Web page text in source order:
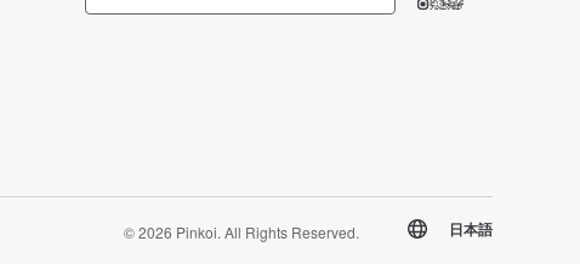
© 2026 Pinkoi. All Rights Reserved. 日本語